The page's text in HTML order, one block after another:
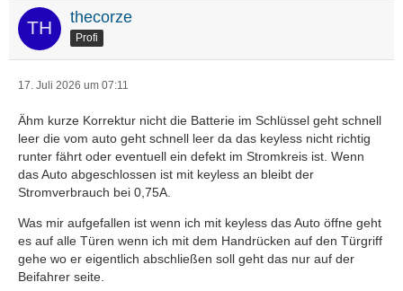
thecorze
Profi
17. Juli 2026 um 07:11
Ähm kurze Korrektur nicht die Batterie im Schlüssel geht schnell
leer die vom auto geht schnell leer da das keyless nicht richtig
runter fährt oder eventuell ein defekt im Stromkreis ist. Wenn
das Auto abgeschlossen ist mit keyless an bleibt der
Stromverbrauch bei 0,75A.
Was mir aufgefallen ist wenn ich mit keyless das Auto öffne geht
es auf alle Türen wenn ich mit dem Handrücken auf den Türgriff
gehe wo er eigentlich abschließen soll geht das nur auf der
Beifahrer seite.